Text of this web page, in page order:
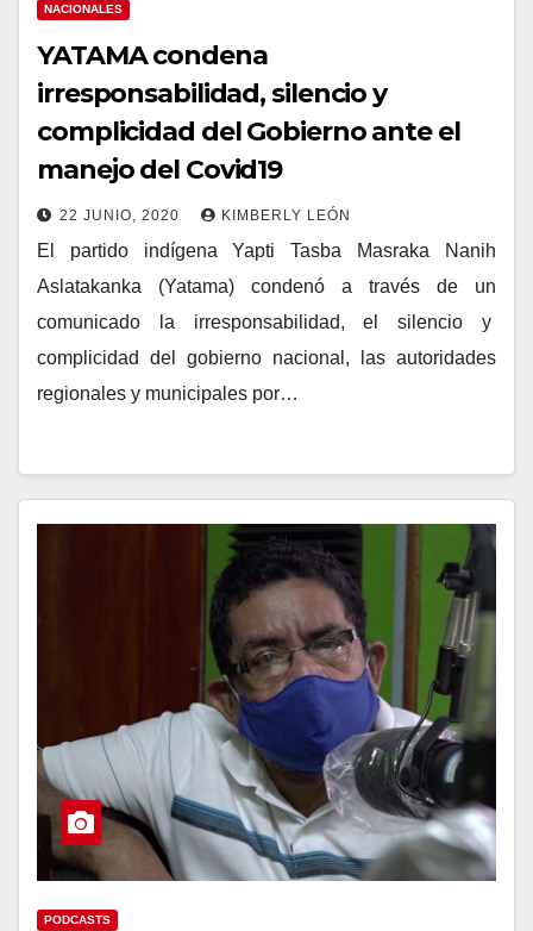
NACIONALES
YATAMA condena
irresponsabilidad, silencio y
complicidad del Gobierno ante el
manejo del Covid19
22 JUNIO, 2020 KIMBERLY LEÓN
El partido indígena Yapti Tasba Masraka Nanih
Aslatakanka (Yatama) condenó a través de un
comunicado la irresponsabilidad, el silencio y
complicidad del gobierno nacional, las autoridades
regionales y municipales por…
PODCASTS